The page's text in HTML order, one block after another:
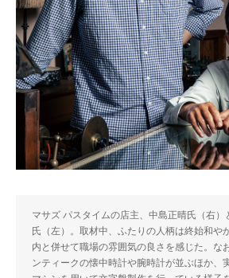
マサズ パスタイムの店主、中島正晴氏（右
氏（左）。取材中、ふたりの人柄は終始和や
内と併せて職場の雰囲気の良さを感じた。な
ンティークの懐中時計や腕時計が並ぶほか、